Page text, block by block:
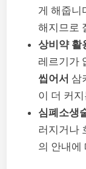
게 해줍니
해지므로
상비약 활
레르기가
씹어서 삼
이 더 커
심폐소생
러지거나
의 안내에